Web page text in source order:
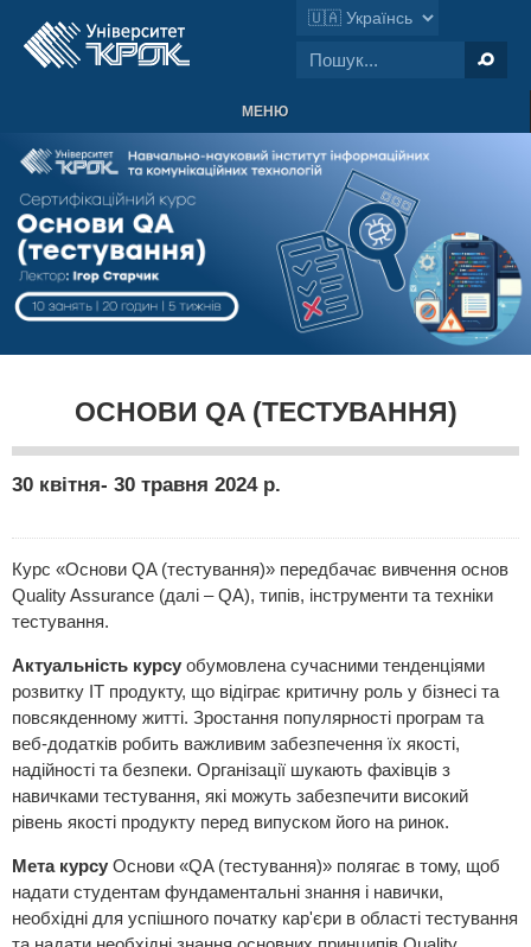
МЕНЮ
ОСНОВИ QA (ТЕСТУВАННЯ)
30 квітня- 30 травня 2024 р.
Курс «Основи QA (тестування)» передбачає вивчення основ
Quality Assurance (далі – QA), типів, інструменти та техніки
тестування.
Актуальність курсу обумовлена сучасними тенденціями
розвитку ІТ продукту, що відіграє критичну роль у бізнесі та
повсякденному житті. Зростання популярності програм та
веб-додатків робить важливим забезпечення їх якості,
надійності та безпеки. Організації шукають фахівців з
навичками тестування, які можуть забезпечити високий
рівень якості продукту перед випуском його на ринок.
Мета курсу Основи «QA (тестування)» полягає в тому, щоб
надати студентам фундаментальні знання і навички,
необхідні для успішного початку кар'єри в області тестування